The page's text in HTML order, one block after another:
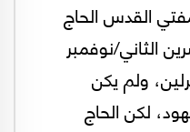
القدس الحاج
في 28 تشرين الثاني/نوفمبر
ولم يكن
لكن الحاج